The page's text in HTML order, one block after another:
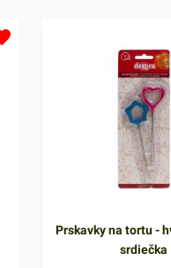
Prskavky na tortu -
srdiečka